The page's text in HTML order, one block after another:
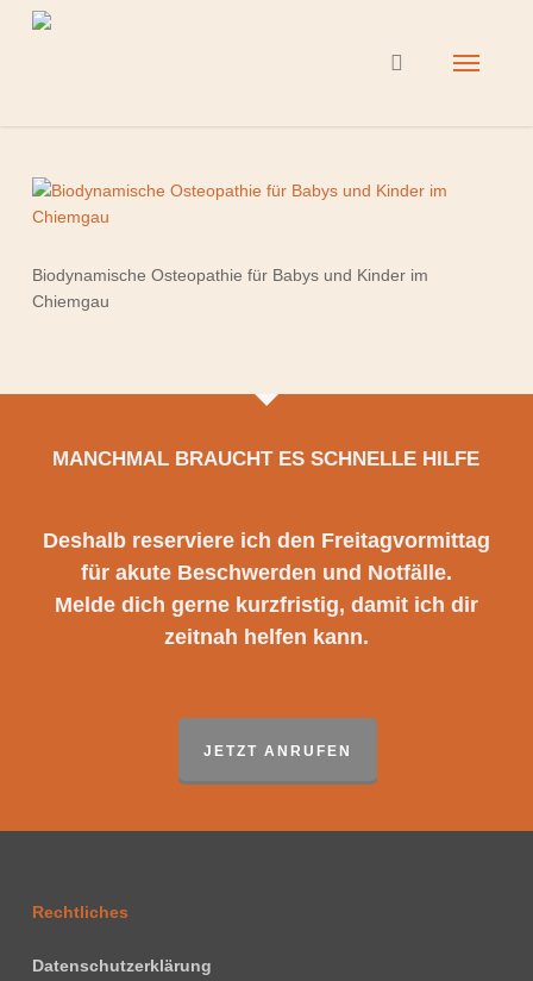
searchMenu
Biodynamische Osteopathie für Babys und Kinder im
Chiemgau
MANCHMAL BRAUCHT ES SCHNELLE HILFE
Deshalb reserviere ich den Freitagvormittag
für akute Beschwerden und Notfälle.
Melde dich gerne kurzfristig, damit ich dir
zeitnah helfen kann.
JETZT ANRUFEN
Rechtliches
Datenschutzerklärung